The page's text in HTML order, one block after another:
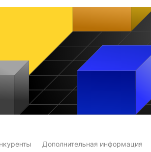
Дополнительная информация